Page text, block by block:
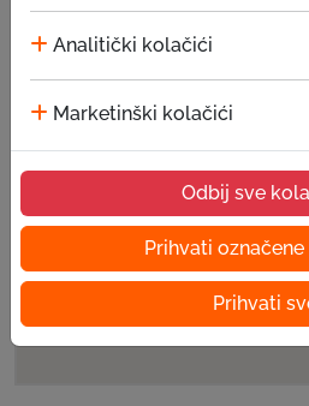
Analitički kolačići
Marketinški kolačići
Odbij sve
Prihvati
Prihvati